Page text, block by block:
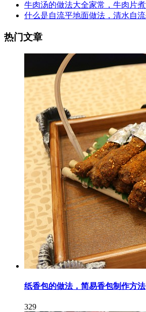
牛肉汤的做法大全家常，牛肉片
什么是自流平地面做法，清水自
热门文章
纸香包的做法，简易香包制作方法
329